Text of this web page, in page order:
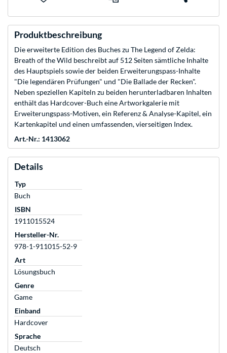
Produktbeschreibung
Die erweiterte Edition des Buches zu The Legend of Zelda:
Breath of the Wild beschreibt auf 512 Seiten sämtliche Inhalte
des Hauptspiels sowie der beiden Erweiterungspass-Inhalte
"Die legendären Prüfungen" und "Die Ballade der Recken".
Neben speziellen Kapiteln zu beiden herunterladbaren Inhalten
enthält das Hardcover-Buch eine Artworkgalerie mit
Erweiterungspass-Motiven, ein Referenz & Analyse-Kapitel, ein
Kartenkapitel und einen umfassenden, vierseitigen Index.
Art.-Nr.: 1413062
Details
Typ
Buch
ISBN
1911015524
Hersteller-Nr.
978-1-911015-52-9
Art
Lösungsbuch
Genre
Game
Einband
Hardcover
Sprache
Deutsch